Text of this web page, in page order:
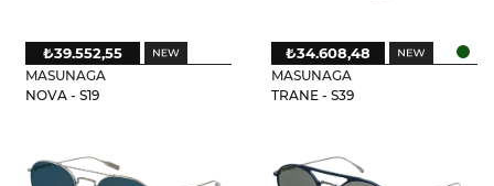
MASUNAGA
NOVA - S19
₺39.552,55
MASUNAGA
TRANE - S39
₺34.608,48